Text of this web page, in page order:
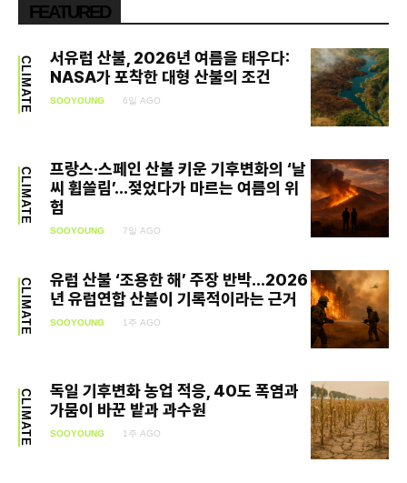
FEATURED
CLIMATE
서유럽 산불, 2026년 여름을 태우다:
NASA가 포착한 대형 산불의 조건
SOOYOUNG 6일 AGO
CLIMATE
프랑스·스페인 산불 키운 기후변화의 ‘날
씨 휩쓸림’…젖었다가 마르는 여름의 위
험
SOOYOUNG 7일 AGO
CLIMATE
유럽 산불 ‘조용한 해’ 주장 반박…2026
년 유럽연합 산불이 기록적이라는 근거
SOOYOUNG 1주 AGO
CLIMATE
독일 기후변화 농업 적응, 40도 폭염과
가뭄이 바꾼 밭과 과수원
SOOYOUNG 1주 AGO